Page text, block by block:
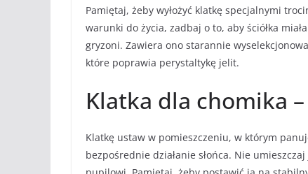
Pamiętaj, żeby wyłożyć klatkę specjalnymi
warunki do życia, zadbaj o to, aby ściółka
gryzoni. Zawiera ono starannie
które poprawia perystaltykę jelit.
Klatka dla chomika
Klatkę ustaw w pomieszczeniu, w którym
bezpośrednie działanie słońca. Nie